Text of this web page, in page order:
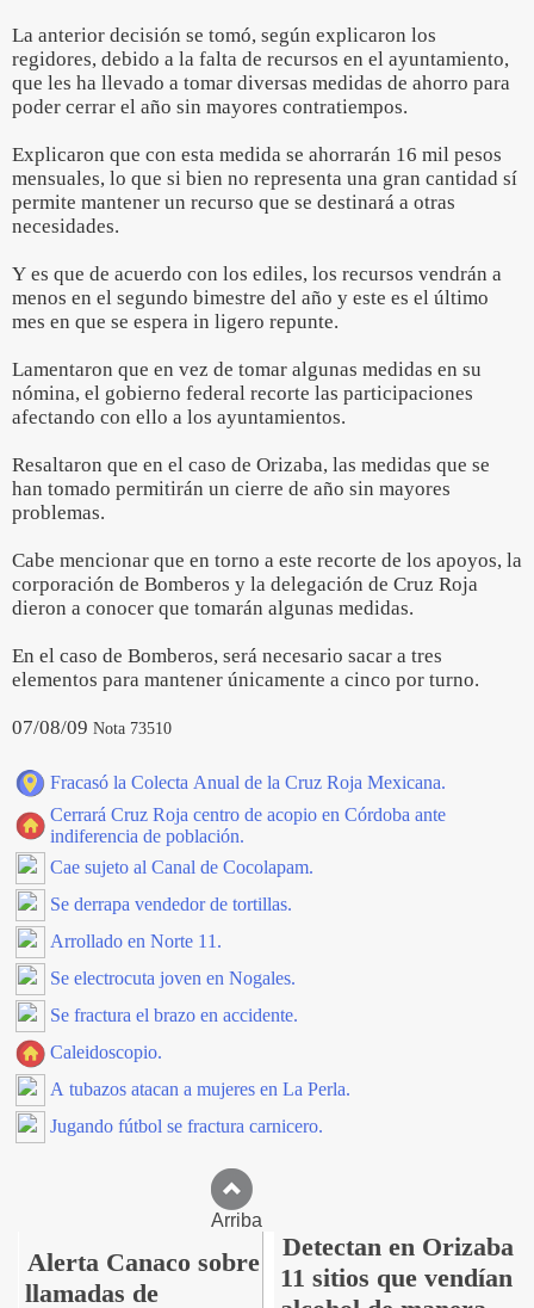
La anterior decisión se tomó, según explicaron los
regidores, debido a la falta de recursos en el ayuntamiento,
que les ha llevado a tomar diversas medidas de ahorro para
poder cerrar el año sin mayores contratiempos.
Explicaron que con esta medida se ahorrarán 16 mil pesos
mensuales, lo que si bien no representa una gran cantidad sí
permite mantener un recurso que se destinará a otras
necesidades.
Y es que de acuerdo con los ediles, los recursos vendrán a
menos en el segundo bimestre del año y este es el último
mes en que se espera in ligero repunte.
Lamentaron que en vez de tomar algunas medidas en su
nómina, el gobierno federal recorte las participaciones
afectando con ello a los ayuntamientos.
Resaltaron que en el caso de Orizaba, las medidas que se
han tomado permitirán un cierre de año sin mayores
problemas.
Cabe mencionar que en torno a este recorte de los apoyos, la
corporación de Bomberos y la delegación de Cruz Roja
dieron a conocer que tomarán algunas medidas.
En el caso de Bomberos, será necesario sacar a tres
elementos para mantener únicamente a cinco por turno.
07/08/09 Nota 73510
Fracasó la Colecta Anual de la Cruz Roja Mexicana.
Cerrará Cruz Roja centro de acopio en Córdoba ante
indiferencia de población.
Cae sujeto al Canal de Cocolapam.
Se derrapa vendedor de tortillas.
Arrollado en Norte 11.
Se electrocuta joven en Nogales.
Se fractura el brazo en accidente.
Caleidoscopio.
A tubazos atacan a mujeres en La Perla.
Jugando fútbol se fractura carnicero.
Arriba
Alerta Canaco sobre
llamadas de
Detectan en Orizaba
11 sitios que vendían